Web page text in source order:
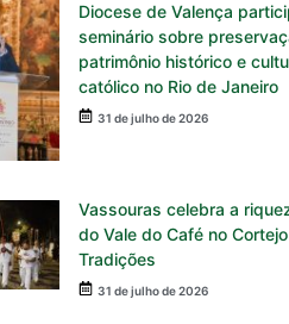
Diocese de Valença
seminário sobre
patrimônio histórico e
católico no Rio de Janeiro
31 de julho de 2026
Vassouras celebra a
do Vale do Café no
Tradições
31 de julho de 2026